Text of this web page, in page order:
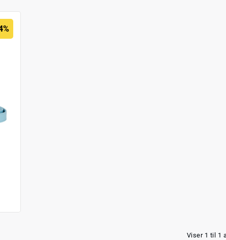
Viser 1 til 1